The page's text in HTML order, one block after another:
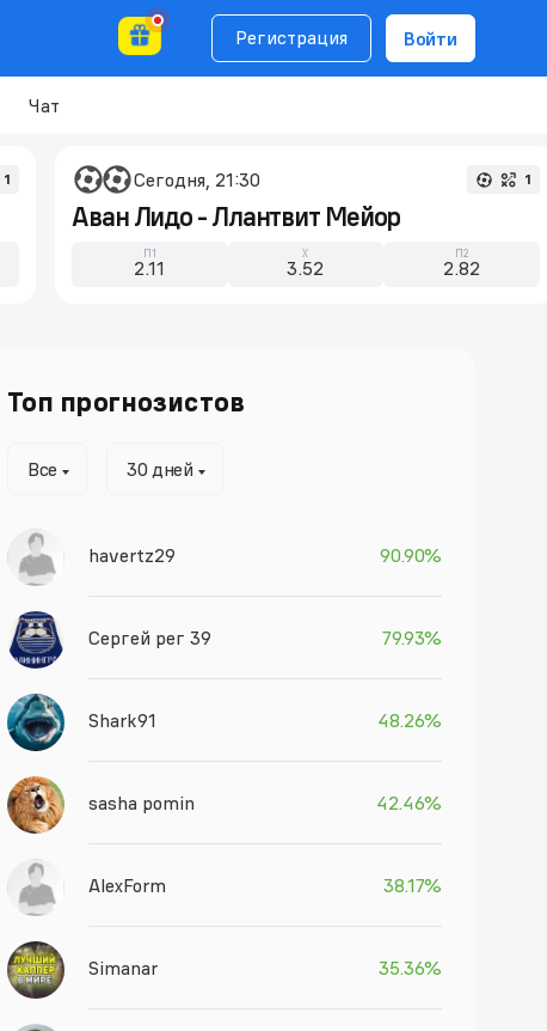
Регистрация Войти
Чат
1 Сегодня, 21:30 1
Аван Лидо - Ллантвит Мейор
П1
2.11
X
3.52
П2
2.82
Топ прогнозистов
Все 30 дней
havertz29 90.90%
Сергей рег 39 79.93%
Shark91 48.26%
sasha pomin 42.46%
AlexForm 38.17%
Simanar 35.36%